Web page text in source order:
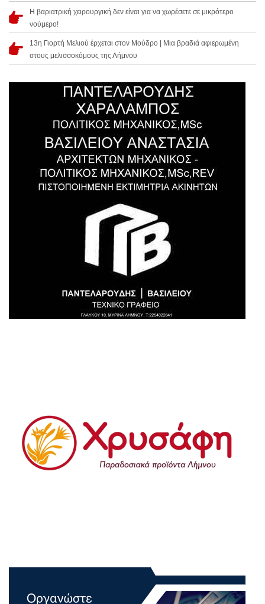
Η βαριατρική χειρουργική δεν είναι για να χωρέσετε σε μικρότερο
νούμερο!
13η Γιορτή Μελιού έρχεται στον Μούδρο | Μια βραδιά αφιερωμένη
στους μελισσοκόμους της Λήμνου